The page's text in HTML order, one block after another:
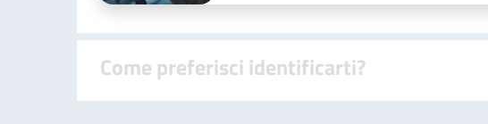
Come preferisci identificarti?